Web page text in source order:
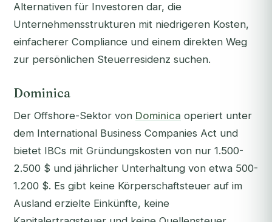
Alternativen für Investoren dar, die
Unternehmensstrukturen mit niedrigeren Kosten,
einfacherer Compliance und einem direkten Weg
zur persönlichen Steuerresidenz suchen.
Dominica
Der Offshore-Sektor von Dominica operiert unter
dem International Business Companies Act und
bietet IBCs mit Gründungskosten von nur 1.500-
2.500 $ und jährlicher Unterhaltung von etwa 500-
1.200 $. Es gibt keine Körperschaftsteuer auf im
Ausland erzielte Einkünfte, keine